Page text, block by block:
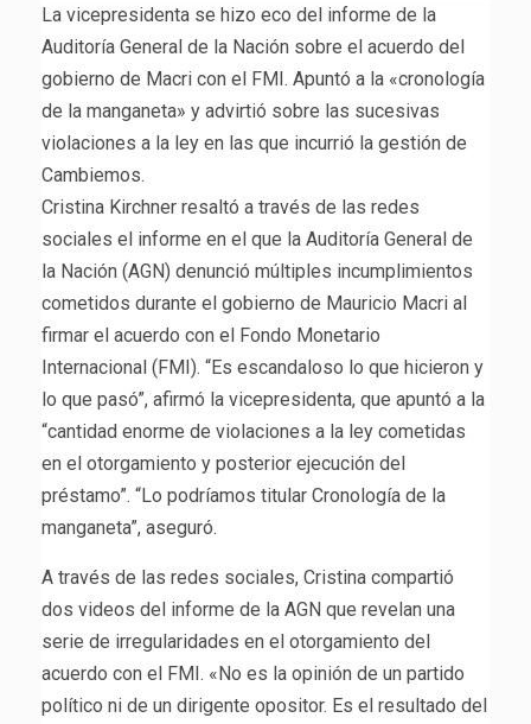
La vicepresidenta se hizo eco del informe de la
Auditoría General de la Nación sobre el acuerdo del
gobierno de Macri con el FMI. Apuntó a la «cronología
de la manganeta» y advirtió sobre las sucesivas
violaciones a la ley en las que incurrió la gestión de
Cambiemos.
Cristina Kirchner resaltó a través de las redes
sociales el informe en el que la Auditoría General de
la Nación (AGN) denunció múltiples incumplimientos
cometidos durante el gobierno de Mauricio Macri al
firmar el acuerdo con el Fondo Monetario
Internacional (FMI). “Es escandaloso lo que hicieron y
lo que pasó”, afirmó la vicepresidenta, que apuntó a la
“cantidad enorme de violaciones a la ley cometidas
en el otorgamiento y posterior ejecución del
préstamo”. “Lo podríamos titular Cronología de la
manganeta”, aseguró.
A través de las redes sociales, Cristina compartió
dos videos del informe de la AGN que revelan una
serie de irregularidades en el otorgamiento del
acuerdo con el FMI. «No es la opinión de un partido
político ni de un dirigente opositor. Es el resultado del